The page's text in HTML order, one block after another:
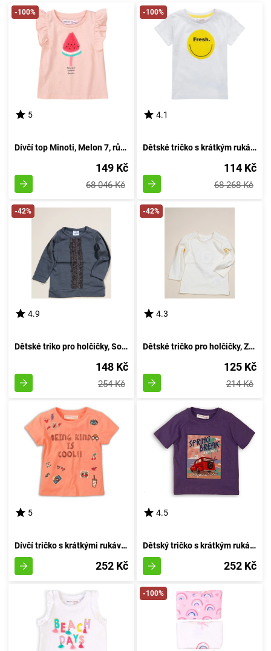
-100%
5
Dívčí top Minoti, Melon 7, růžového odstínu - velikost 92/98 | pro věk 2-3 let
149 Kč
68 046 Kč
-100%
4.1
Dětské tričko s krátkým rukávem pro chlapce, od značky Minoti, design 9TROLL 2, bílé - velikost 98/104 | pro věk 3-4 let
114 Kč
68 268 Kč
-42%
4.9
Dětské triko pro holčičky, Sobe, 15KKCTSRT14, barva šedá - velikost 92 | Věk 2 roky
148 Kč
254 Kč
-42%
4.3
Dětské tričko pro holčičky, Značka Sobe, Velikost 98 cm, Barva světlá - Věk 3 roky
125 Kč
214 Kč
5
Dívčí tričko s krátkými rukávy, značky Minoti, Whoa 6, odstín růžové barvy - velikost 152/158 | pro děti ve věku 12 až 13 let
252 Kč
4.5
Dětský tričko s krátkým rukávem pro chlapce, značky Minoti, design Break 5, odstín fialové - velikost 152/158 | pro věk 12/13 let
252 Kč
-100%